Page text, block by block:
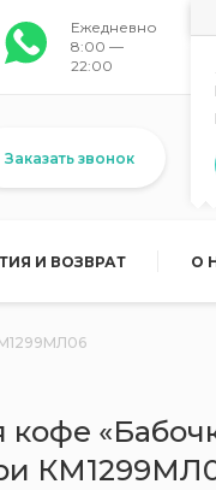
Ежедневно
8:00 —
22:00
Заказать звонок
И ВОЗВРАТ О
кофе